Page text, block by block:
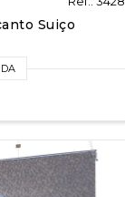
Suiço